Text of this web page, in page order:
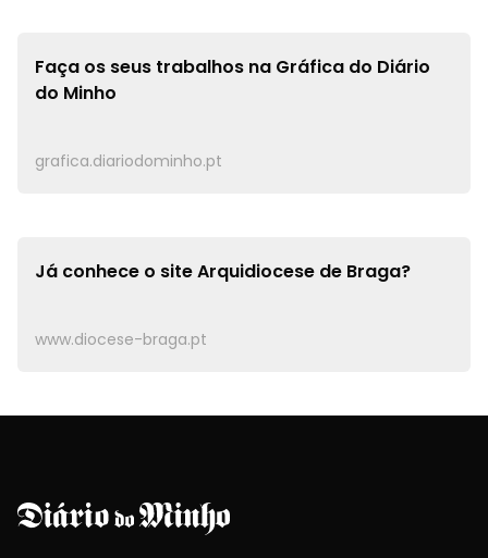
Faça os seus trabalhos na Gráfica do Diário
do Minho
grafica.diariodominho.pt
Já conhece o siteArquidiocese de Braga?
www.diocese-braga.pt